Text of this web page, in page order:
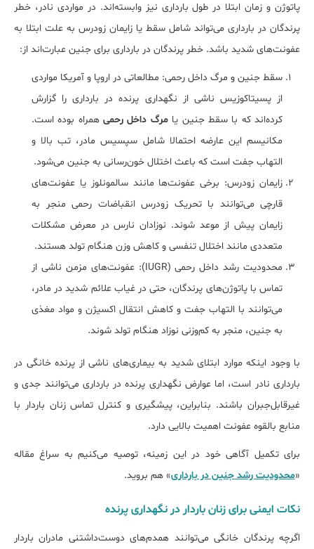
پاتوژن و زمان ابتلا در طول بارداری نیز وابسته‌اند. در مواردی نادر، خطر
پرندگان در بارداری می‌تواند شامل سقط یا زایمان زودرس به علت ابتلا به
عفونت‌های شدید باشد. خطر پرندگان در بارداری برای جنین عبارت‌اند از:
سقط جنین و مرگ داخل رحمی: مطالعاتی در اروپا و آمریکا مواردی
از پسیتاکوزیس ناشی از نگهداری پرنده در بارداری را گزارش
کرده‌اند که با سقط جنین یامرگ داخل رحمیهمراه بوده است.
مکانیسم این عارضه احتمالا شامل سپسیس مادر، تب بالا و
التهاب جفت است که باعث اختلال خون‌رسانی به جنین می‌شود.
زایمان زودرس: برخی عفونت‌ها مانند سالمونلوز یا عفونت‌های
قارچی می‌توانند با تحریک زودرس انقباضات رحمی منجر به
زایمان پیش از موعد شوند. نوزادان نارس در معرض مشکلات
متعددی مانند اختلال تنفسی و کاهش وزن هنگام تولد هستند.
محدودیت رشد داخل رحمی (IUGR): عفونت‌های مزمن ناشی از
تماس با پاتوژن‌های پرندگان، حتی در غیاب علائم شدید در مادر،
می‌توانند با التهاب جفت و کاهش انتقال اکسیژن و مواد مغذی
به جنین، منجر به کم‌وزنی نوزاد هنگام تولد شوند.
با وجود اینکه موارد ابتلای شدید به بیماری‌های ناشی از پرنده خانگی در
بارداری نادر است، اما عوارض نگهداری پرنده در بارداری می‌توانند جدی و
غیرقابل‌جبران باشند. بنابراین، پیشگیری و کنترل تماس زنان باردار با
منابع بالقوه عفونت اهمیت بالایی دارد.
برای تکمیل آگاهی خود در این زمینه، توصیه می‌کنیم به سراغ مقاله
«محدودیت رشد جنین در بارداری» هم بروید.
نکات ایمنی برای زنان باردار در نگهداری پرنده
اگرچه پرندگان خانگی می‌توانند همدم‌های دوست‌داشتنی مادران باردار